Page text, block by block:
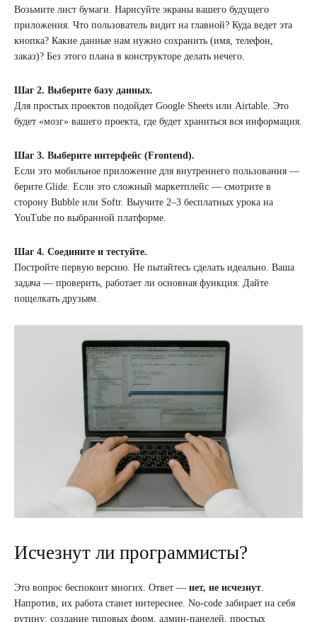
Возьмите лист бумаги. Нарисуйте экраны вашего будущего
приложения. Что пользователь видит на главной? Куда ведет эта
кнопка? Какие данные нам нужно сохранить (имя, телефон,
заказ)? Без этого плана в конструкторе делать нечего.
Шаг 2. Выберите базу данных.
Для простых проектов подойдет Google Sheets или Airtable. Это
будет «мозг» вашего проекта, где будет храниться вся информация.
Шаг 3. Выберите интерфейс (Frontend).
Если это мобильное приложение для внутреннего пользования —
берите Glide. Если это сложный маркетплейс — смотрите в
сторону Bubble или Softr. Выучите 2–3 бесплатных урока на
YouTube по выбранной платформе.
Шаг 4. Соедините и тестуйте.
Постройте первую версию. Не пытайтесь сделать идеально. Ваша
задача — проверить, работает ли основная функция. Дайте
пощелкать друзьям.
Исчезнут ли программисты?
Это вопрос беспокоит многих. Ответ — нет, не исчезнут.
Напротив, их работа станет интереснее. No-code забирает на себя
рутину: создание типовых форм, админ-панелей, простых